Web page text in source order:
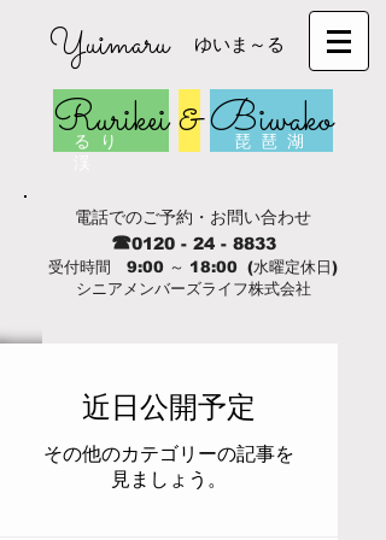
電話でのご予約・お問い合わせ
☎0120 - 24 - 8833
受付時間 9:00 ～ 18:00 (水曜定休日)
シニアメンバーズライフ株式会社
Yuimaru ゆいま～る
Rurikei&Biwako
る り
琵 琶 湖
近日公開予定
その他のカテゴリーの記事を
見ましょう。